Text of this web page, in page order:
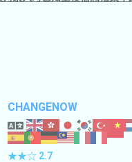
CHANGENOW
★★☆ 2.7